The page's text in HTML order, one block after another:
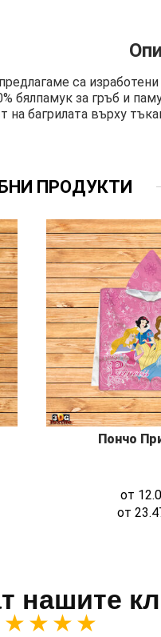
са
бялпамук за гръб и
на багрилата върху
ПРОДУКТИ
Пончо
от
от
нашите